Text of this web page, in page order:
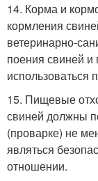
14. Корма и
кормления
ветеринарно-
поения свиней и
использоваться
15. Пищевые
свиней должны
(проварке) не
являться
отношении.